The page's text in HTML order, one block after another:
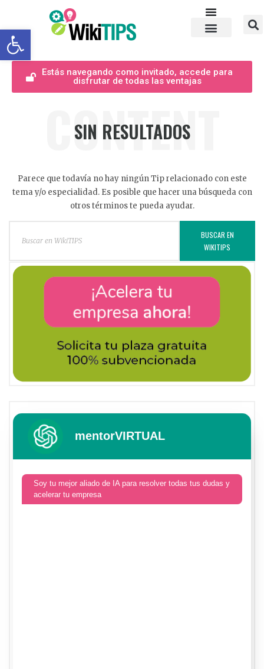
Abrir barra de herramientas
Estás navegando como invitado, accede para
disfrutar de todas las ventajas
CONTENT
SIN RESULTADOS
Parece que todavía no hay ningún Tip relacionado con este
tema y/o especialidad. Es posible que hacer una búsqueda con
otros términos te pueda ayudar.
BUSCAR EN
WIKITIPS
mentorVIRTUAL
Soy tu mejor aliado de IA para resolver todas tus dudas y
acelerar tu empresa